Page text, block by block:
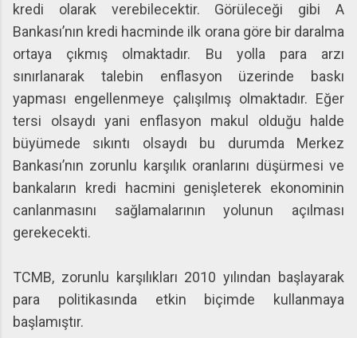
kredi olarak verebilecektir. Görüleceği gibi A
Bankası’nın kredi hacminde ilk orana göre bir daralma
ortaya çıkmış olmaktadır. Bu yolla para arzı
sınırlanarak talebin enflasyon üzerinde baskı
yapması engellenmeye çalışılmış olmaktadır. Eğer
tersi olsaydı yani enflasyon makul olduğu halde
büyümede sıkıntı olsaydı bu durumda Merkez
Bankası’nın zorunlu karşılık oranlarını düşürmesi ve
bankaların kredi hacmini genişleterek ekonominin
canlanmasını sağlamalarının yolunun açılması
gerekecekti.
TCMB, zorunlu karşılıkları 2010 yılından başlayarak
para politikasında etkin biçimde kullanmaya
başlamıştır.